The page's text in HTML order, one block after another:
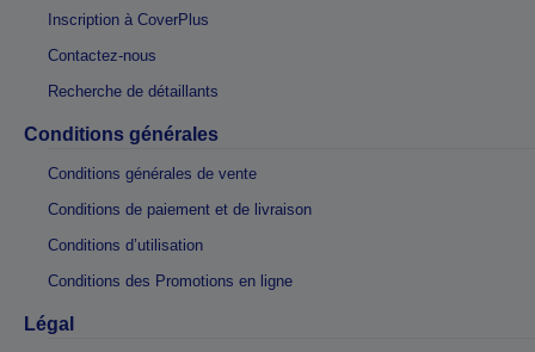
Inscription à CoverPlus
Contactez-nous
Recherche de détaillants
Conditions générales
Conditions générales de vente
Conditions de paiement et de livraison
Conditions d’utilisation
Conditions des Promotions en ligne
Légal